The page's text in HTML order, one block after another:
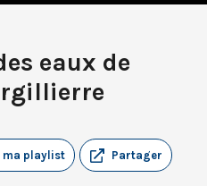
eaux de
Partager
ma playlist